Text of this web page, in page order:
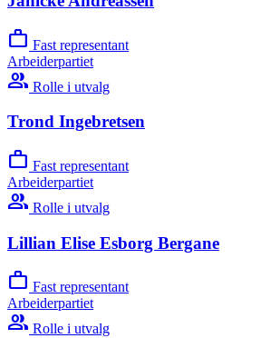
work Fast representant
Arbeiderpartiet
group Rolle i utvalg
Trond Ingebretsen
work Fast representant
Arbeiderpartiet
group Rolle i utvalg
Lillian Elise Esborg Bergane
work Fast representant
Arbeiderpartiet
group Rolle i utvalg